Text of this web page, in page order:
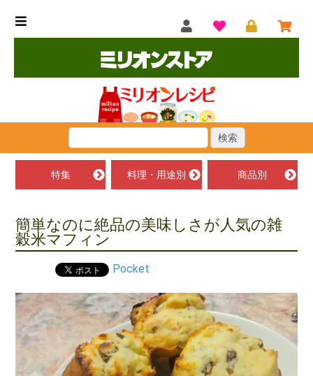
特集 料理・用途別 商品別
簡単なのに絶品の美味しさが人気の雑
穀米マフィン
Pocket